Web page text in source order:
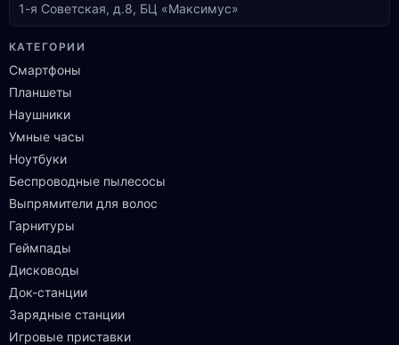
1-я Советская, д.8, БЦ «Максимус»
КАТЕГОРИИ
Смартфоны
Планшеты
Наушники
Умные часы
Ноутбуки
Беспроводные пылесосы
Выпрямители для волос
Гарнитуры
Геймпады
Дисководы
Док-станции
Зарядные станции
Игровые приставки